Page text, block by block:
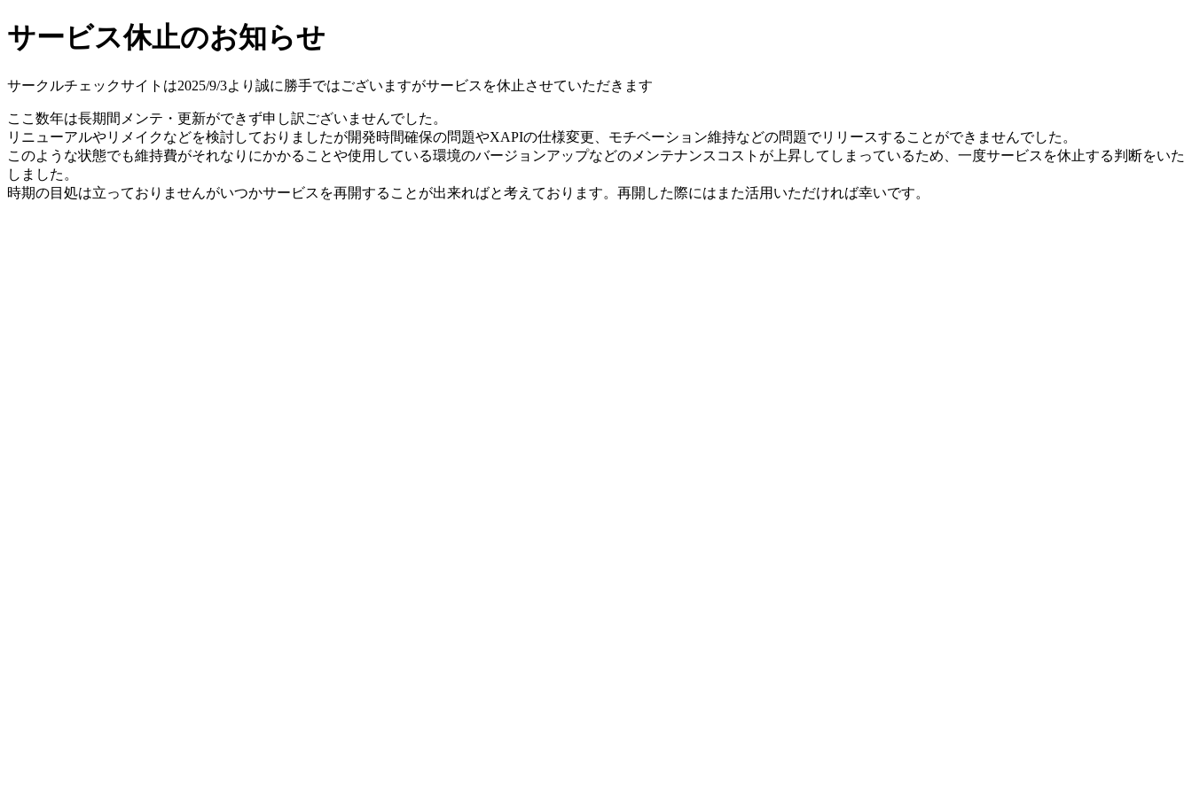
サービス休止のお知らせ
サークルチェックサイトは2025/9/3より誠に勝手ではございますがサービスを休止させていただきます
ここ数年は長期間メンテ・更新ができず申し訳ございませんでした。
リニューアルやリメイクなどを検討しておりましたが開発時間確保の問題やXAPIの仕様変更、モチベーション維持などの問題でリリースすることができませんでした。
このような状態でも維持費がそれなりにかかることや使用している環境のバージョンアップなどのメンテナンスコストが上昇してしまっているため、一度サービスを休止する判断をいた
しました。
時期の目処は立っておりませんがいつかサービスを再開することが出来ればと考えております。再開した際にはまた活用いただければ幸いです。